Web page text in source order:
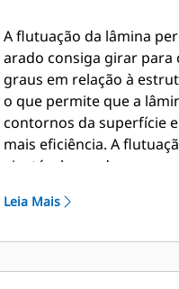
A flutuação da lâmina
arado consiga girar para
graus em relação à
o que permite que a
contornos da superfície
mais eficiência. A
ajustável usando apenas
Leia Mais